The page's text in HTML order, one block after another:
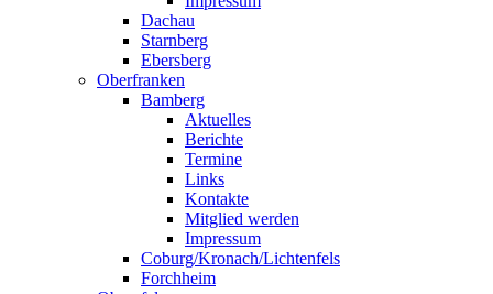
Dachau
Starnberg
Ebersberg
Oberfranken
Bamberg
Aktuelles
Berichte
Termine
Links
Kontakte
Mitglied werden
Impressum
Coburg/Kronach/Lichtenfels
Forchheim